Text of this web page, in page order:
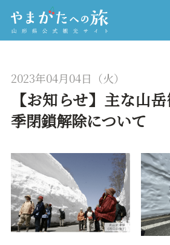
【お知らせ】主な山
季閉鎖解除について
2023年04月04日（火）